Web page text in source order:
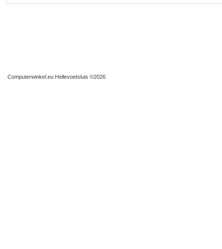
Computerwinkel.eu Hellevoetsluis ©2026